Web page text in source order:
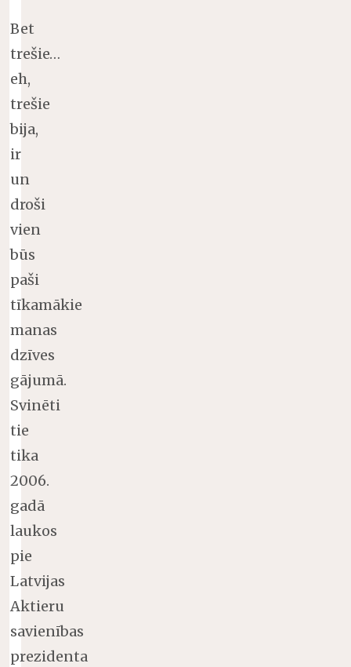
Bet
trešie…
eh,
trešie
bija,
ir
un
droši
vien
būs
paši
tīkamākie
manas
dzīves
gājumā.
Svinēti
tie
tika
2006.
gadā
laukos
pie
Latvijas
Aktieru
savienības
prezidenta